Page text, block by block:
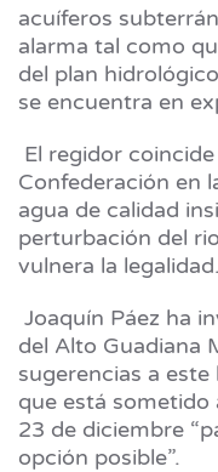
acuíferos
alarma tal como
del plan
se encuentra en
El regidor
Confederación en
agua de calidad
perturbación del
vulnera la legalidad.
Joaquín Páez ha
del Alto Guadiana
sugerencias a
que está sometido
23 de diciembre
opción posible”.